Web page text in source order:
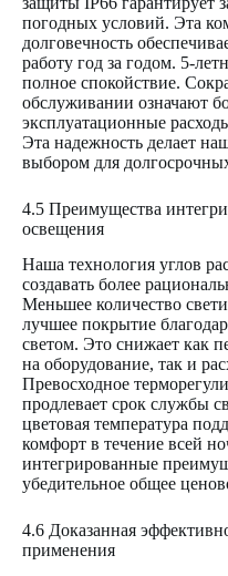
погодных условий. Эта
долговечность
работу год за годом. 5-
полное спокойствие.
обслуживании означают
эксплуатационные
Эта надежность делает
выбором для
4.5 Преимущества
освещения
Наша технология углов
создавать более
Меньшее количество
лучшее покрытие
светом. Это снижает как
на оборудование, так и
Превосходное
продлевает срок службы
цветовая температура
комфорт в течение всей
интегрированные
убедительное общее
4.6 Доказанная
применения